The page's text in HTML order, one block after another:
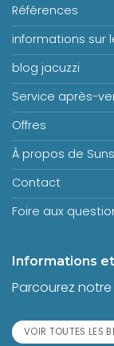
Références
informations sur
blog jacuzzi
Service après-
Offres
À propos de
Contact
Foire aux
Informations
Parcourez
VOIR TOUTES LES